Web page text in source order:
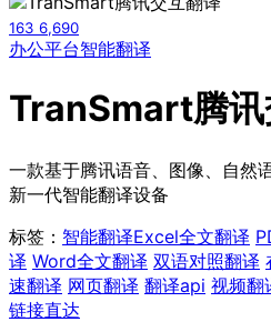
163 6,690
办公平台智能翻译
TranSmart腾讯
一款基于腾讯语音、图像、自然
新一代智能翻译设备
标签： 智能翻译Excel全文翻译
译 Word全文翻译 双语对照翻译
速翻译 网页翻译 翻译api 视频翻
链接直达